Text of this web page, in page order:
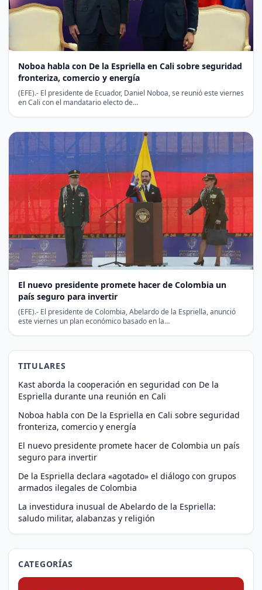
Noboa habla con De la Espriella en Cali sobre seguridad
fronteriza, comercio y energía
(EFE).- El presidente de Ecuador, Daniel Noboa, se reunió este viernes
en Cali con el mandatario electo de…
El nuevo presidente promete hacer de Colombia un
país seguro para invertir
(EFE).- El presidente de Colombia, Abelardo de la Espriella, anunció
este viernes un plan económico basado en la…
TITULARES
Kast aborda la cooperación en seguridad con De la
Espriella durante una reunión en Cali
Noboa habla con De la Espriella en Cali sobre seguridad
fronteriza, comercio y energía
El nuevo presidente promete hacer de Colombia un país
seguro para invertir
De la Espriella declara «agotado» el diálogo con grupos
armados ilegales de Colombia
La investidura inusual de Abelardo de la Espriella:
saludo militar, alabanzas y religión
CATEGORÍAS